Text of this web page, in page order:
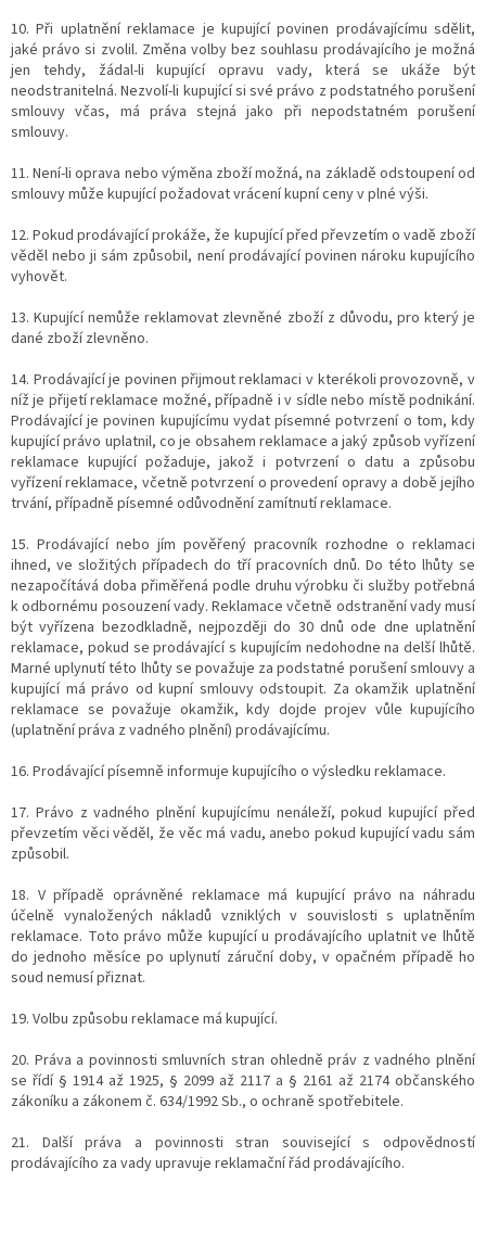
10. Při uplatnění reklamace je kupující povinen prodávajícímu sdělit,
jaké právo si zvolil. Změna volby bez souhlasu prodávajícího je možná
jen tehdy, žádal-li kupující opravu vady, která se ukáže být
neodstranitelná. Nezvolí-li kupující si své právo z podstatného porušení
smlouvy včas, má práva stejná jako při nepodstatném porušení
smlouvy.
11. Není-li oprava nebo výměna zboží možná, na základě odstoupení od
smlouvy může kupující požadovat vrácení kupní ceny v plné výši.
12. Pokud prodávající prokáže, že kupující před převzetím o vadě zboží
věděl nebo ji sám způsobil, není prodávající povinen nároku kupujícího
vyhovět.
13. Kupující nemůže reklamovat zlevněné zboží z důvodu, pro který je
dané zboží zlevněno.
14. Prodávající je povinen přijmout reklamaci v kterékoli provozovně, v
níž je přijetí reklamace možné, případně i v sídle nebo místě podnikání.
Prodávající je povinen kupujícímu vydat písemné potvrzení o tom, kdy
kupující právo uplatnil, co je obsahem reklamace a jaký způsob vyřízení
reklamace kupující požaduje, jakož i potvrzení o datu a způsobu
vyřízení reklamace, včetně potvrzení o provedení opravy a době jejího
trvání, případně písemné odůvodnění zamítnutí reklamace.
15. Prodávající nebo jím pověřený pracovník rozhodne o reklamaci
ihned, ve složitých případech do tří pracovních dnů. Do této lhůty se
nezapočítává doba přiměřená podle druhu výrobku či služby potřebná
k odbornému posouzení vady. Reklamace včetně odstranění vady musí
být vyřízena bezodkladně, nejpozději do 30 dnů ode dne uplatnění
reklamace, pokud se prodávající s kupujícím nedohodne na delší lhůtě.
Marné uplynutí této lhůty se považuje za podstatné porušení smlouvy a
kupující má právo od kupní smlouvy odstoupit. Za okamžik uplatnění
reklamace se považuje okamžik, kdy dojde projev vůle kupujícího
(uplatnění práva z vadného plnění) prodávajícímu.
16. Prodávající písemně informuje kupujícího o výsledku reklamace.
17. Právo z vadného plnění kupujícímu nenáleží, pokud kupující před
převzetím věci věděl, že věc má vadu, anebo pokud kupující vadu sám
způsobil.
18. V případě oprávněné reklamace má kupující právo na náhradu
účelně vynaložených nákladů vzniklých v souvislosti s uplatněním
reklamace. Toto právo může kupující u prodávajícího uplatnit ve lhůtě
do jednoho měsíce po uplynutí záruční doby, v opačném případě ho
soud nemusí přiznat.
19. Volbu způsobu reklamace má kupující.
20. Práva a povinnosti smluvních stran ohledně práv z vadného plnění
se řídí § 1914 až 1925, § 2099 až 2117 a § 2161 až 2174 občanského
zákoníku a zákonem č. 634/1992 Sb., o ochraně spotřebitele.
21. Další práva a povinnosti stran související s odpovědností
prodávajícího za vady upravuje reklamační řád prodávajícího.